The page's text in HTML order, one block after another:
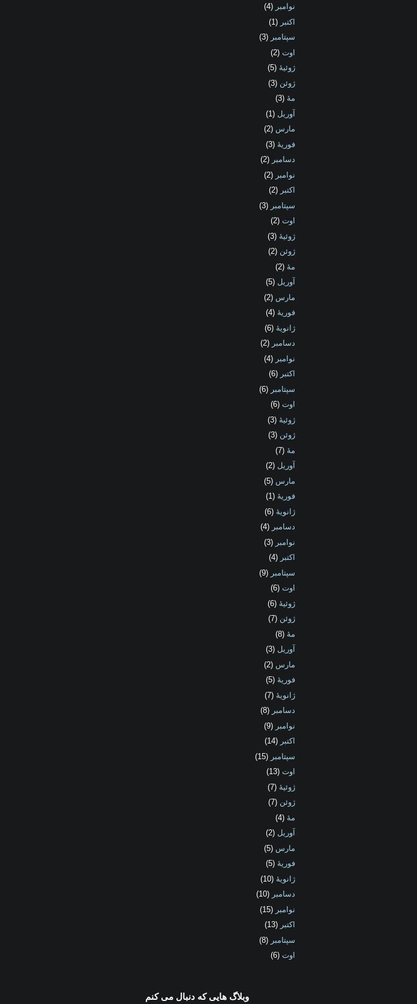
نوامبر (4)
اکتبر (1)
سپتامبر (3)
اوت (2)
ژوئیهٔ (5)
ژوئن (3)
مهٔ (3)
آوریل (1)
مارس (2)
فوریهٔ (3)
دسامبر (2)
نوامبر (2)
اکتبر (2)
سپتامبر (3)
اوت (2)
ژوئیهٔ (3)
ژوئن (2)
مهٔ (2)
آوریل (5)
مارس (2)
فوریهٔ (4)
ژانویهٔ (6)
دسامبر (2)
نوامبر (4)
اکتبر (6)
سپتامبر (6)
اوت (6)
ژوئیهٔ (3)
ژوئن (3)
مهٔ (7)
آوریل (2)
مارس (5)
فوریهٔ (1)
ژانویهٔ (6)
دسامبر (4)
نوامبر (3)
اکتبر (4)
سپتامبر (9)
اوت (6)
ژوئیهٔ (6)
ژوئن (7)
مهٔ (8)
آوریل (3)
مارس (2)
فوریهٔ (5)
ژانویهٔ (7)
دسامبر (8)
نوامبر (9)
اکتبر (14)
سپتامبر (15)
اوت (13)
ژوئیهٔ (7)
ژوئن (7)
مهٔ (4)
آوریل (2)
مارس (5)
فوریهٔ (5)
ژانویهٔ (10)
دسامبر (10)
نوامبر (15)
اکتبر (13)
سپتامبر (8)
اوت (6)
وبلاگ هایی که دنبال می کنم